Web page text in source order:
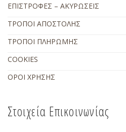
ΕΠΙΣΤΡΟΦΕΣ – ΑΚΥΡΩΣΕΙΣ
ΤΡΟΠΟΙ ΑΠΟΣΤΟΛΗΣ
ΤΡΟΠΟΙ ΠΛΗΡΩΜΗΣ
COOKIES
ΟΡΟΙ ΧΡΗΣΗΣ
Στοιχεία Επικοινωνίας